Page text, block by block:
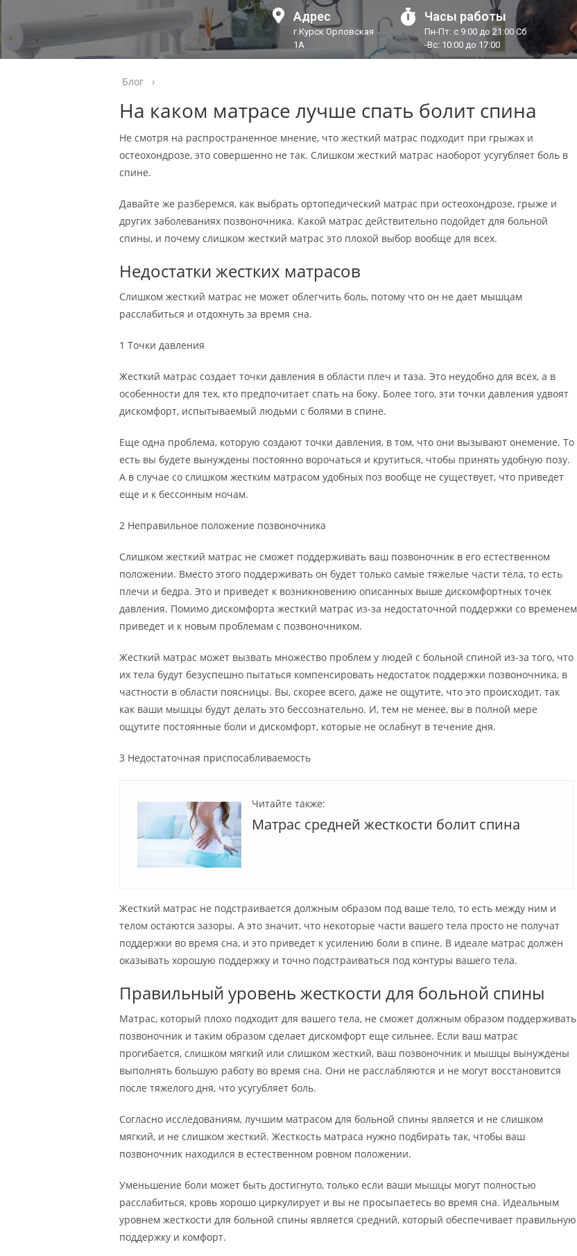
Адрес
г.Курск Орловская
1А
Часы работы
Пн-Пт: с 9:00 до 21:00 Сб
-Вс: 10:00 до 17:00
Блог ›
На каком матрасе лучше спать болит спина
Не смотря на распространенное мнение, что жесткий матрас подходит при грыжах и
остеохондрозе, это совершенно не так. Слишком жесткий матрас наоборот усугубляет боль в
спине.
Давайте же разберемся, как выбрать ортопедический матрас при остеохондрозе, грыже и
других заболеваниях позвоночника. Какой матрас действительно подойдет для больной
спины, и почему слишком жесткий матрас это плохой выбор вообще для всех.
Недостатки жестких матрасов
Слишком жесткий матрас не может облегчить боль, потому что он не дает мышцам
расслабиться и отдохнуть за время сна.
1 Точки давления
Жесткий матрас создает точки давления в области плеч и таза. Это неудобно для всех, а в
особенности для тех, кто предпочитает спать на боку. Более того, эти точки давления удвоят
дискомфорт, испытываемый людьми с болями в спине.
Еще одна проблема, которую создают точки давления, в том, что они вызывают онемение. То
есть вы будете вынуждены постоянно ворочаться и крутиться, чтобы принять удобную позу.
А в случае со слишком жестким матрасом удобных поз вообще не существует, что приведет
еще и к бессонным ночам.
2 Неправильное положение позвоночника
Слишком жесткий матрас не сможет поддерживать ваш позвоночник в его естественном
положении. Вместо этого поддерживать он будет только самые тяжелые части тела, то есть
плечи и бедра. Это и приведет к возникновению описанных выше дискомфортных точек
давления. Помимо дискомфорта жесткий матрас из-за недостаточной поддержки со временем
приведет и к новым проблемам с позвоночником.
Жесткий матрас может вызвать множество проблем у людей с больной спиной из-за того, что
их тела будут безуспешно пытаться компенсировать недостаток поддержки позвоночника, в
частности в области поясницы. Вы, скорее всего, даже не ощутите, что это происходит, так
как ваши мышцы будут делать это бессознательно. И, тем не менее, вы в полной мере
ощутите постоянные боли и дискомфорт, которые не ослабнут в течение дня.
3 Недостаточная приспосабливаемость
Читайте также:
Матрас средней жесткости болит спина
Жесткий матрас не подстраивается должным образом под ваше тело, то есть между ним и
телом остаются зазоры. А это значит, что некоторые части вашего тела просто не получат
поддержки во время сна, и это приведет к усилению боли в спине. В идеале матрас должен
оказывать хорошую поддержку и точно подстраиваться под контуры вашего тела.
Правильный уровень жесткости для больной спины
Матрас, который плохо подходит для вашего тела, не сможет должным образом поддерживать
позвоночник и таким образом сделает дискомфорт еще сильнее. Если ваш матрас
прогибается, слишком мягкий или слишком жесткий, ваш позвоночник и мышцы вынуждены
выполнять большую работу во время сна. Они не расслабляются и не могут восстановится
после тяжелого дня, что усугубляет боль.
Согласно исследованиям, лучшим матрасом для больной спины является и не слишком
мягкий, и не слишком жесткий. Жесткость матраса нужно подбирать так, чтобы ваш
позвоночник находился в естественном ровном положении.
Уменьшение боли может быть достигнуто, только если ваши мышцы могут полностью
расслабиться, кровь хорошо циркулирует и вы не просыпаетесь во время сна. Идеальным
уровнем жесткости для больной спины является средний, который обеспечивает правильную
поддержку и комфорт.